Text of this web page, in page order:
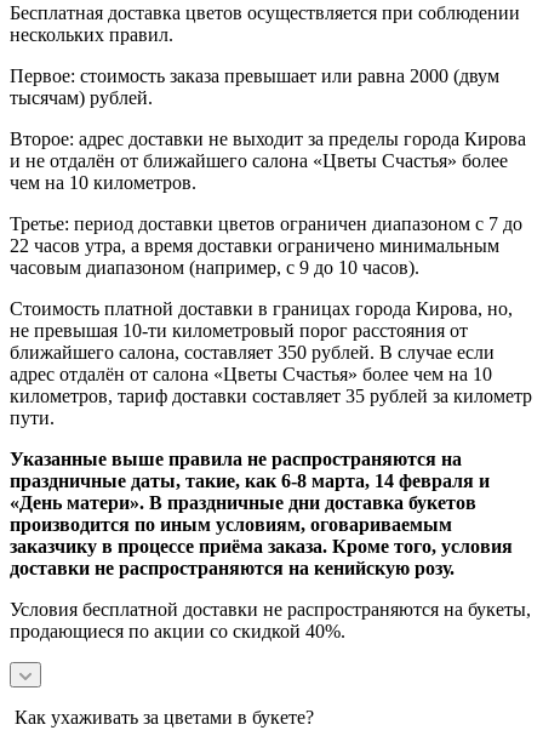
Бесплатная доставка цветов осуществляется при соблюдении
нескольких правил.
Первое: стоимость заказа превышает или равна 2000 (двум
тысячам) рублей.
Второе: адрес доставки не выходит за пределы города Кирова
и не отдалён от ближайшего салона «Цветы Счастья» более
чем на 10 километров.
Третье: период доставки цветов ограничен диапазоном с 7 до
22 часов утра, а время доставки ограничено минимальным
часовым диапазоном (например, с 9 до 10 часов).
Стоимость платной доставки в границах города Кирова, но,
не превышая 10-ти километровый порог расстояния от
ближайшего салона, составляет 350 рублей. В случае если
адрес отдалён от салона «Цветы Счастья» более чем на 10
километров, тариф доставки составляет 35 рублей за километр
пути.
Указанные выше правила не распространяются на
праздничные даты, такие, как 6-8 марта, 14 февраля и
«День матери». В праздничные дни доставка букетов
производится по иным условиям, оговариваемым
заказчику в процессе приёма заказа. Кроме того, условия
доставки не распространяются на кенийскую розу.
Условия бесплатной доставки не распространяются на букеты,
продающиеся по акции со скидкой 40%.
Как ухаживать за цветами в букете?